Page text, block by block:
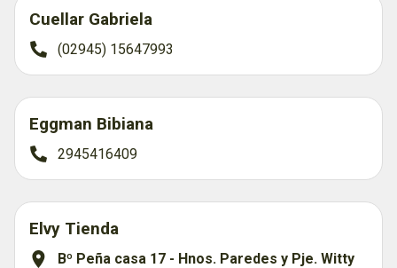
Cuellar Gabriela
(02945) 15647993
Eggman Bibiana
2945416409
Elvy Tienda
Bº Peña casa 17 - Hnos. Paredes y Pje. Witty